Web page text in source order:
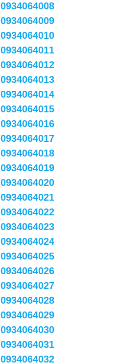
0934064008
0934064009
0934064010
0934064011
0934064012
0934064013
0934064014
0934064015
0934064016
0934064017
0934064018
0934064019
0934064020
0934064021
0934064022
0934064023
0934064024
0934064025
0934064026
0934064027
0934064028
0934064029
0934064030
0934064031
0934064032